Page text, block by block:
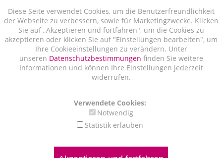
Diese Seite verwendet Cookies, um die Benutzerfreundlichkeit
der Webseite zu verbessern, sowie für Marketingzwecke. Klicken
Sie auf „Akzeptieren und fortfahren", um die Cookies zu
akzeptieren oder klicken Sie auf "Einstellungen bearbeiten", um
Ihre Cookieeinstellungen zu verändern. Unter
unseren Datenschutzbestimmungen finden Sie weitere
Informationen und können Ihre Einstellungen jederzeit
widerrufen.
Verwendete Cookies:
Notwendig
Statistik erlauben